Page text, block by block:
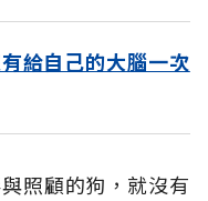
給自己的大腦一次
照顧的狗，就沒有